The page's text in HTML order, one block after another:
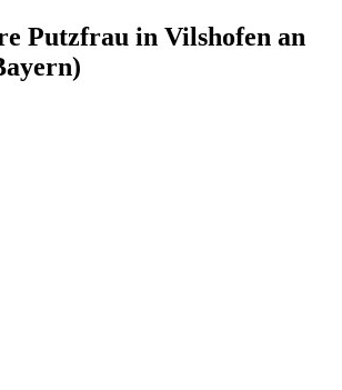
Putzfrau in Vilshofen an